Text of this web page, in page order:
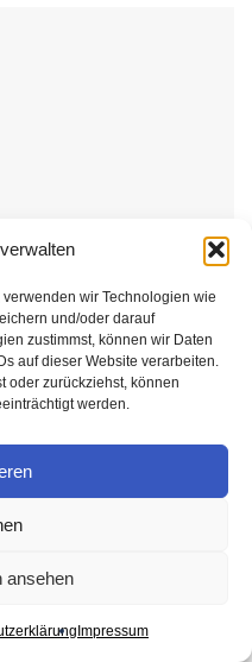
wir Technologien wie
und/oder darauf
zustimmst, können wir Daten
auf dieser Website verarbeiten.
oder zurückziehst, können
werden.
ansehen
Impressum
kaufen 2026